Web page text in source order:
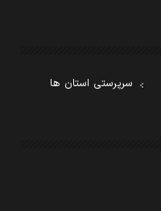
سرپرستی استان ها